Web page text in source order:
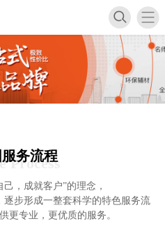
务流程
Process
，成就客户”的理念，
步形成一整套科学的特色服务流
更专业，更优质的服务。